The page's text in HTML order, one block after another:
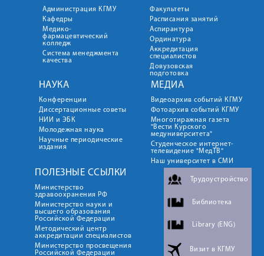
Администрация КГМУ
Кафедры
Медико-
фармацевтический
колледж
Система менеджмента
качества
Факультеты
Расписания занятий
Аспирантура
Ординатура
Аккредитация
специалистов
Довузовская
подготовка
НАУКА
Конференции
Диссертационные советы
НИИ и ЭБК
Молодежная наука
Научные периодические
издания
МЕДИА
Видеоархив событий КГМУ
Фотоархив событий КГМУ
Многотиражная газета
"Вести Курского
медуниверситета"
Студенческое интернет-
телевидение "МедТВ"
Наш университет в СМИ
ПОЛЕЗНЫЕ ССЫЛКИ
Министерство
здравоохранения РФ
Министерство науки и
высшего образования
Российской Федерации
Методический центр
аккредитации специалистов
Министерство просвещения
Российской Федерации
Трудоустройство
Библиотека
Library (ENG)
Визит в КГМУ